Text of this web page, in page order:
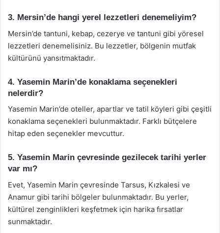
3. Mersin’de hangi yerel lezzetleri denemeliyim?
Mersin’de tantuni, kebap, cezerye ve tantuni gibi yöresel
lezzetleri denemelisiniz. Bu lezzetler, bölgenin mutfak
kültürünü yansıtmaktadır.
4. Yasemin Marin’de konaklama seçenekleri
nelerdir?
Yasemin Marin’de oteller, apartlar ve tatil köyleri gibi çeşitli
konaklama seçenekleri bulunmaktadır. Farklı bütçelere
hitap eden seçenekler mevcuttur.
5. Yasemin Marin çevresinde gezilecek tarihi yerler
var mı?
Evet, Yasemin Marin çevresinde Tarsus, Kızkalesi ve
Anamur gibi tarihi bölgeler bulunmaktadır. Bu yerler,
kültürel zenginlikleri keşfetmek için harika fırsatlar
sunmaktadır.